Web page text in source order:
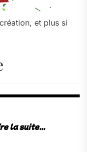
et plus si